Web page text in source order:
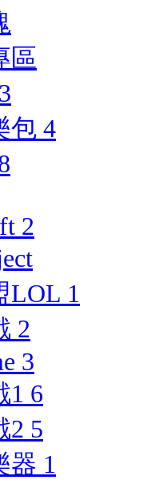
區
包 4
2
LOL 1
2
3
1 6
2 5
器 1